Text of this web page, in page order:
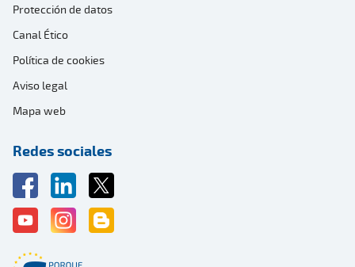
Protección de datos
Canal Ético
Política de cookies
Aviso legal
Mapa web
Redes sociales